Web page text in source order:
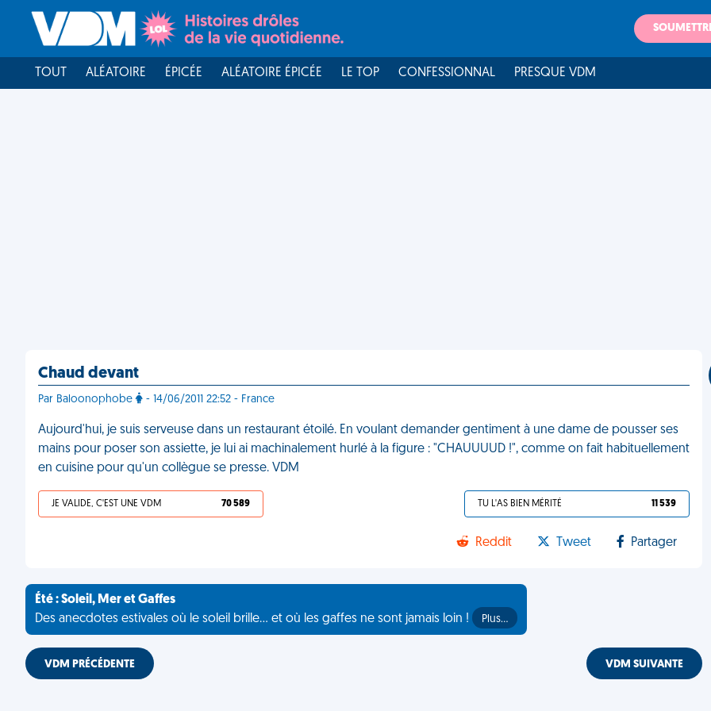
TOUT ALÉATOIRE ÉPICÉE ALÉATOIRE ÉPICÉE LE TOP CONFESSIONNAL PRESQUE VDM
Chaud devant
Par Baloonophobe - 14/06/2011 22:52 - France
Aujourd'hui, je suis serveuse dans un restaurant étoilé. En voulant demander gentiment à une dame de pousser ses
mains pour poser son assiette, je lui ai machinalement hurlé à la figure : "CHAUUUUD !", comme on fait habituellement
en cuisine pour qu'un collègue se presse. VDM
JE VALIDE, C'EST UNE VDM 70 589 TU L'AS BIEN MÉRITÉ 11 539
Reddit Tweet Partager
Été : Soleil, Mer et Gaffes
Des anecdotes estivales où le soleil brille... et où les gaffes ne sont jamais loin !
Plus…
VDM PRÉCÉDENTE VDM SUIVANTE